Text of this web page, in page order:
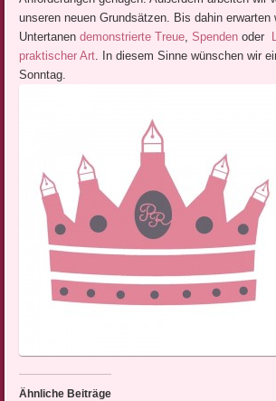
unseren neuen Grundsätzen. Bis dahin erwarten
Untertanendemonstrierte Treue,Spenden oder
praktischer Art. In diesem Sinne wünschen wir
Sonntag.
Ähnliche Beiträge